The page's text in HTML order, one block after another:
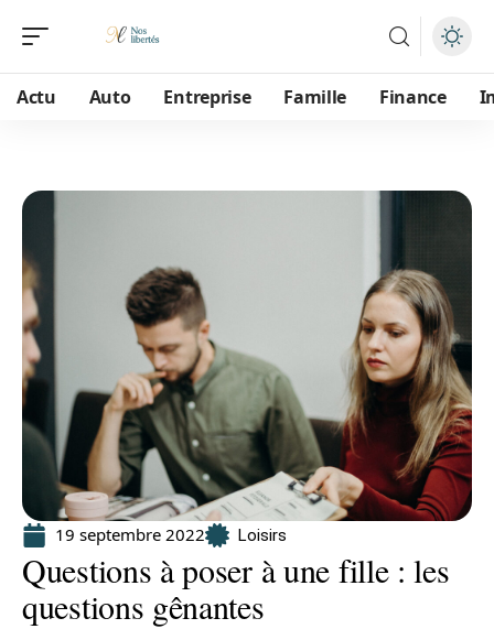
Actu Auto Entreprise Famille Finance
19 septembre 2022 Loisirs
Questions à poser à une fille : les
questions gênantes